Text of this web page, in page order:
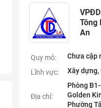
Tông
An
Quy mô:
Chưa cập
Lĩnh vực:
Xây dựng,
Địa chỉ:
Phòng
Golden
Phường